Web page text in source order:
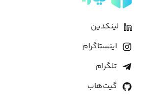
لینکدین
اینستاگرام
تلگرام
گیت‌هاب